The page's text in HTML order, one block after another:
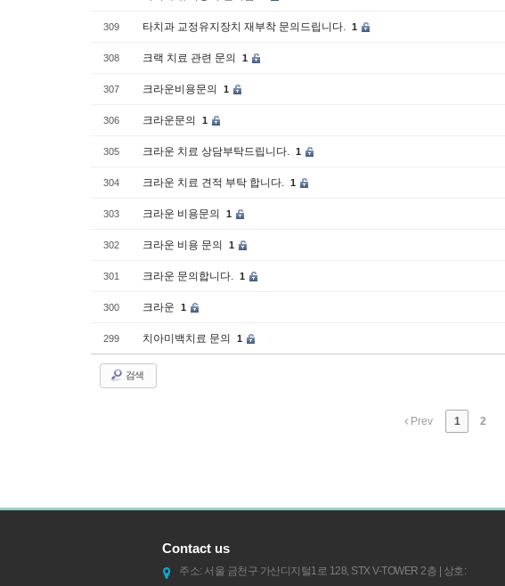
309 타치과 교정유지장치 재부착 문의드립니다. 1
308 크랙 치료 관련 문의 1
307 크라운비용문의 1
306 크라운문의 1
305 크라운 치료 상담부탁드립니다. 1
304 크라운 치료 견적 부탁 합니다. 1
303 크라운 비용문의 1
302 크라운 비용 문의 1
301 크라운 문의합니다. 1
300 크라운 1
299 치아미백치료 문의 1
검색
Prev 1 2
Contact us
주소: 서울 금천구 가산디지털1로 128, STX V-TOWER 2층 | 상호: